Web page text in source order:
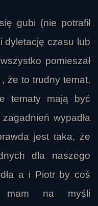
planeta X, czyli
określana jako
Słonecznego.
znajduje się
wynika z analiz
i symulacji
sygnału od
ale też to, że
się na tle gęstego
gubi (nie potrafił
dyletację czasu lub
pomieszał
że to trudny temat,
tematy mają być
wypadła
jest taka, że
dla naszego
a i Piotr by coś
mam na myśli